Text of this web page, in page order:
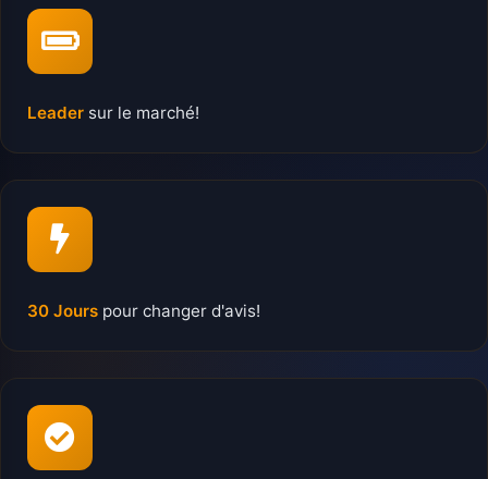
Leader sur le marché!
30 Jours pour changer d'avis!